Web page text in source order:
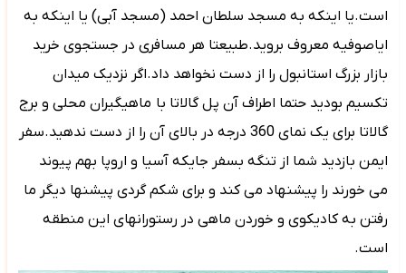
است.یا اینکه به مسجد سلطان احمد (مسجد آبی) یا اینکه به
ایاصوفیه معروف بروید.طبیعتا هر مسافری در جستجوی خرید
بازار بزرگ استانبول را از دست نخواهد داد.اگر نزدیک میدان
تکسیم بودید حتما اطراف آن پل گالاتا باماهیگیران محلی و برج
گالاتا برای یک نمای 360 درجه در بالای آن را از دست ندهید.سفر
ایمن بازدید شما از تنگه بسفر جایکه آسیا و اروپا بهم پیوند
می خورند را پیشنهاد می کند و برای شکم گردی پیشنها دیگر ما
رفتن به کادیکوی و خوردن ماهی در رستورانهای این منطقه
است.